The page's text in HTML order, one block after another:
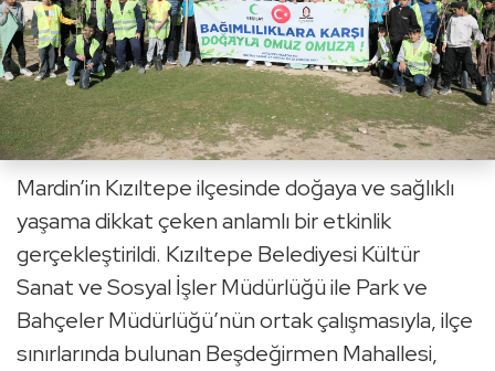
Mardin’in Kızıltepe ilçesinde doğaya ve sağlıklı
yaşama dikkat çeken anlamlı bir etkinlik
gerçekleştirildi. Kızıltepe Belediyesi Kültür
Sanat ve Sosyal İşler Müdürlüğü ile Park ve
Bahçeler Müdürlüğü’nün ortak çalışmasıyla, ilçe
sınırlarında bulunan Beşdeğirmen Mahallesi,